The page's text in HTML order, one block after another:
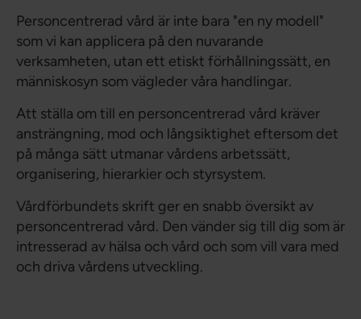
Personcentrerad vård är inte bara "en ny modell"
som vi kan applicera på den nuvarande
verksamheten, utan ett etiskt förhållningssätt, en
människosyn som vägleder våra handlingar.
Att ställa om till en personcentrerad vård kräver
ansträngning, mod och långsiktighet eftersom det
på många sätt utmanar vårdens arbetssätt,
organisering, hierarkier och styrsystem.
Vårdförbundets skrift ger en snabb översikt av
personcentrerad vård. Den vänder sig till dig som är
intresserad av hälsa och vård och som vill vara med
och driva vårdens utveckling.